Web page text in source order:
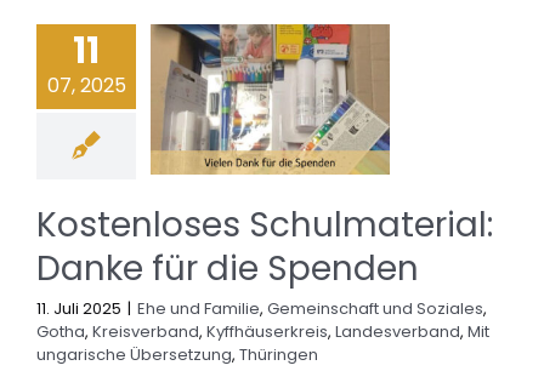
11
07, 2025
Kostenloses Schulmaterial:
Danke für die Spenden
11. Juli 2025 | Ehe und Familie, Gemeinschaft und Soziales,
Gotha, Kreisverband, Kyffhäuserkreis, Landesverband, Mit
ungarische Übersetzung, Thüringen